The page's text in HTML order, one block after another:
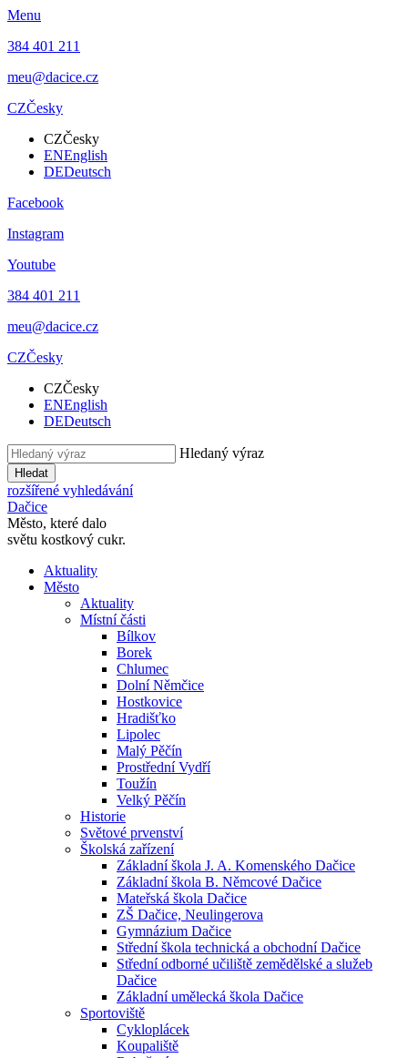
Menu
384 401 211
meu@dacice.cz
CZČesky
CZČesky
ENEnglish
DEDeutsch
Facebook
Instagram
Youtube
384 401 211
meu@dacice.cz
CZČesky
CZČesky
ENEnglish
DEDeutsch
Hledaný výraz
Hledat
rozšířené vyhledávání
Dačice
Město, které dalo
světu kostkový cukr.
Aktuality
Město
Aktuality
Místní části
Bílkov
Borek
Chlumec
Dolní Němčice
Hostkovice
Hradišťko
Lipolec
Malý Pěčín
Prostřední Vydří
Toužín
Velký Pěčín
Historie
Světové prvenství
Školská zařízení
Základní škola J. A. Komenského Dačice
Základní škola B. Němcové Dačice
Mateřská škola Dačice
ZŠ Dačice, Neulingerova
Gymnázium Dačice
Střední škola technická a obchodní Dačice
Střední odborné učiliště zemědělské a služeb
Dačice
Základní umělecká škola Dačice
Sportoviště
Cykloplácek
Koupaliště